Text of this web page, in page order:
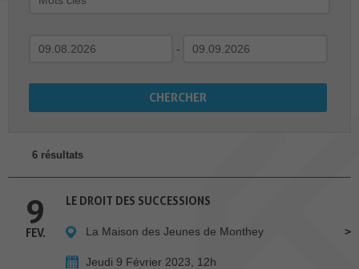
-
6 résultats
9
FEV.
LE DROIT DES SUCCESSIONS
La Maison des Jeunes de Monthey
Jeudi 9 Février 2023, 12h